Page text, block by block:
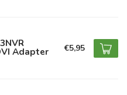
Adapter €5,95